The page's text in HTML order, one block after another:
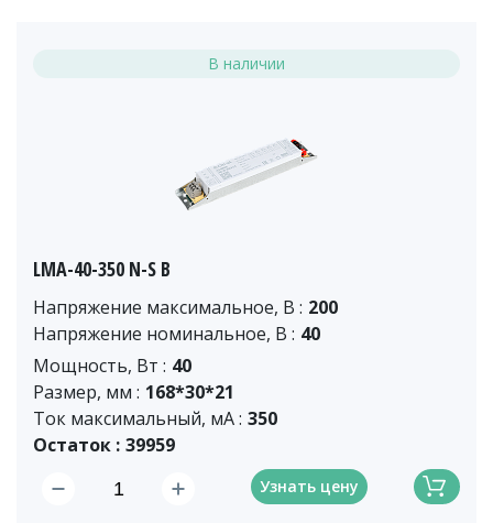
В наличии
LMA-40-350 N-S B
Напряжение максимальное, В : 200
Напряжение номинальное, В : 40
Мощность, Вт : 40
Размер, мм : 168*30*21
Ток максимальный, мА : 350
Остаток : 39959
Узнать цену